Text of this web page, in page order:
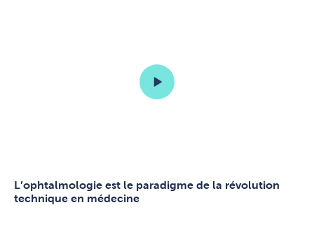
L’ophtalmologie est le paradigme de la révolution
technique en médecine